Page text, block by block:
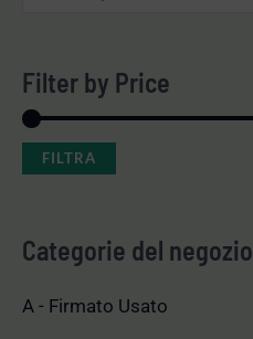
Filter by Price
FILTRA
Categorie del negozio
A - Firmato Usato